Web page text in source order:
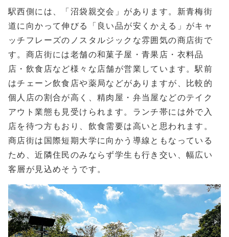
駅西側には、「沼袋親交会」があります。新青梅街
道に向かって伸びる「良い品が安くかえる」がキャ
ッチフレーズのノスタルジックな雰囲気の商店街で
す。商店街には老舗の和菓子屋・青果店・衣料品
店・飲食店など様々な店舗が営業しています。駅前
はチェーン飲食店や薬局などがありますが、比較的
個人店の割合が高く、精肉屋・弁当屋などのテイク
アウト業態も見受けられます。ランチ帯には外で入
店を待つ方もおり、飲食需要は高いと思われます。
商店街は国際短期大学に向かう導線ともなっている
ため、近隣住民のみならず学生も行き交い、幅広い
客層が見込めそうです。